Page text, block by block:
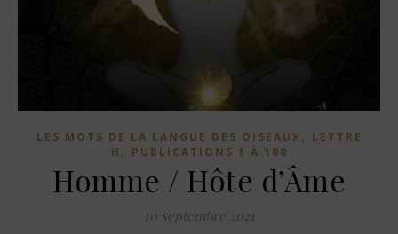
LES MOTS DE LA LANGUE DES OISEAUX, LETTRE
H , PUBLICATIONS 1 À 100
Homme / Hôte d’Âme
10 septembre 2021